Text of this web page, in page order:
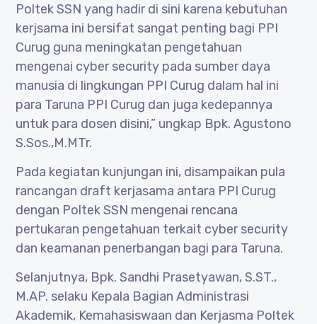
Poltek SSN yang hadir di sini karena kebutuhan
kerjsama ini bersifat sangat penting bagi PPI
Curug guna meningkatan pengetahuan
mengenai cyber security pada sumber daya
manusia di lingkungan PPI Curug dalam hal ini
para Taruna PPI Curug dan juga kedepannya
untuk para dosen disini,” ungkap Bpk. Agustono
S.Sos.,M.MTr.
Pada kegiatan kunjungan ini, disampaikan pula
rancangan draft kerjasama antara PPI Curug
dengan Poltek SSN mengenai rencana
pertukaran pengetahuan terkait cyber security
dan keamanan penerbangan bagi para Taruna.
Selanjutnya, Bpk. Sandhi Prasetyawan, S.ST.,
M.AP. selaku Kepala Bagian Administrasi
Akademik, Kemahasiswaan dan Kerjasma Poltek